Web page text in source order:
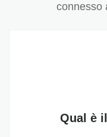
connesso
Qual è